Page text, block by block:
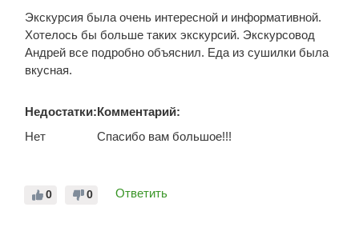
Экскурсия была очень интересной и информативной.
Хотелось бы больше таких экскурсий. Экскурсовод
Андрей все подробно объяснил. Еда из сушилки была
вкусная.
Недостатки:
Нет
Комментарий:
Спасибо вам большое!!!
0
0 Ответить